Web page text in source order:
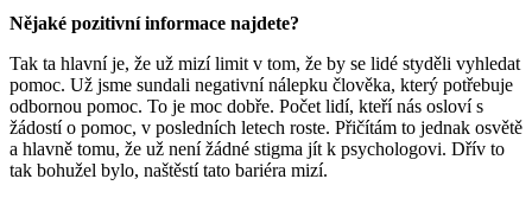
Nějaké pozitivní informace najdete?
Tak ta hlavní je, že už mizí limit v tom, že by se lidé styděli vyhledat
pomoc. Už jsme sundali negativní nálepku člověka, který potřebuje
odbornou pomoc. To je moc dobře. Počet lidí, kteří nás osloví s
žádostí o pomoc, v posledních letech roste. Přičítám to jednak osvětě
a hlavně tomu, že už není žádné stigma jít k psychologovi. Dřív to
tak bohužel bylo, naštěstí tato bariéra mizí.